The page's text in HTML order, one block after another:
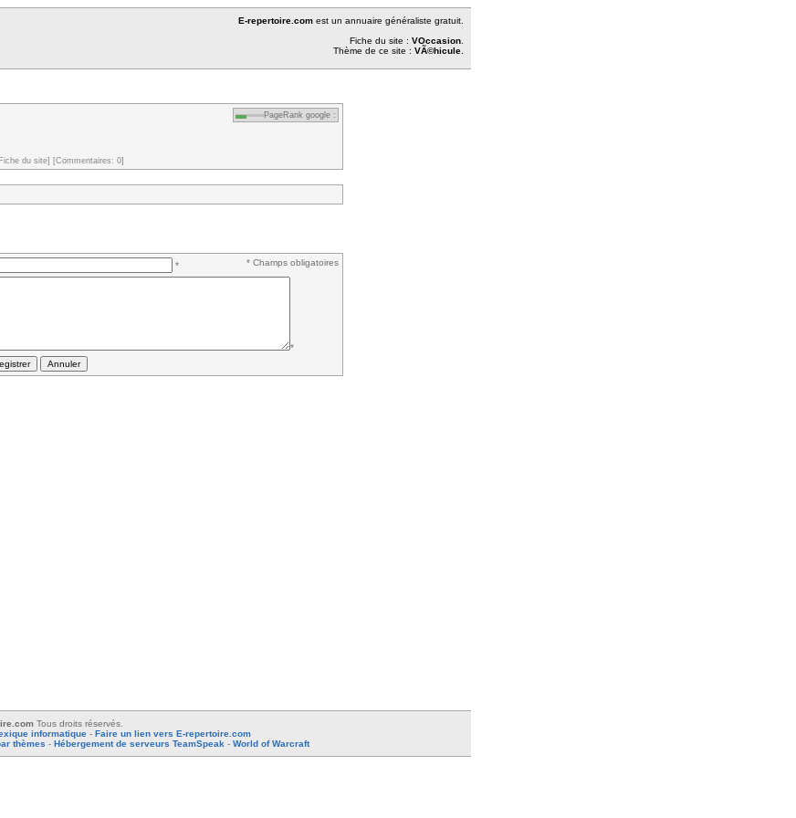
E-repertoire.com est un annuaire généraliste gratuit.
Fiche du site : VOccasion
Thème de ce site : VÃ©hicule
PageRank google :
du site] [Commentaires: 0]
* Champs obligatoires
*
*
Tous droits réservés.
informatique- Faire un lien vers E-repertoire.com
thèmes - Hébergement de serveurs TeamSpeak - World of Warcraft